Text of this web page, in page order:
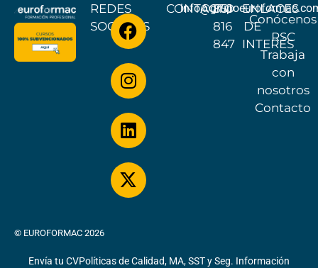
REDES
SOCIALES
CONTACTO
851
816
847
ENLACES
DE
INTERÉS
Conócenos
RSC
Trabaja
con
nosotros
Contacto
© EUROFORMAC 2026
Envía tu CVPolíticas de Calidad, MA, SST y Seg. Información